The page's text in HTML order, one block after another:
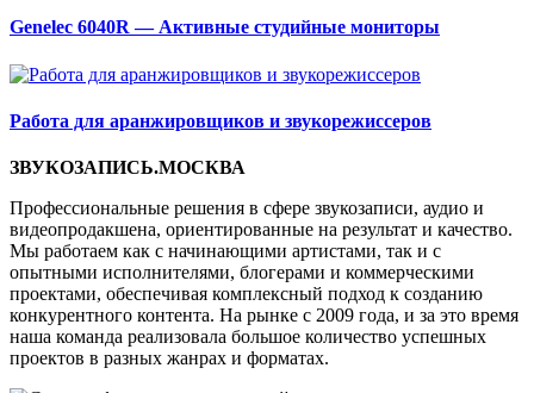
Genelec 6040R — Активные студийные мониторы
Работа для аранжировщиков и звукорежиссеров
ЗВУКОЗАПИСЬ.МОСКВА
Профессиональные решения в сфере звукозаписи, аудио и
видеопродакшена, ориентированные на результат и качество.
Мы работаем как с начинающими артистами, так и с
опытными исполнителями, блогерами и коммерческими
проектами, обеспечивая комплексный подход к созданию
конкурентного контента. На рынке с 2009 года, и за это время
наша команда реализовала большое количество успешных
проектов в разных жанрах и форматах.